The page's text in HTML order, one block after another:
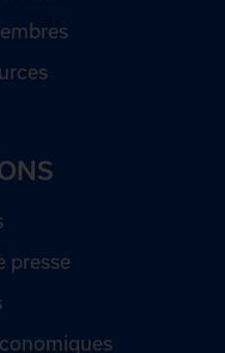
presse